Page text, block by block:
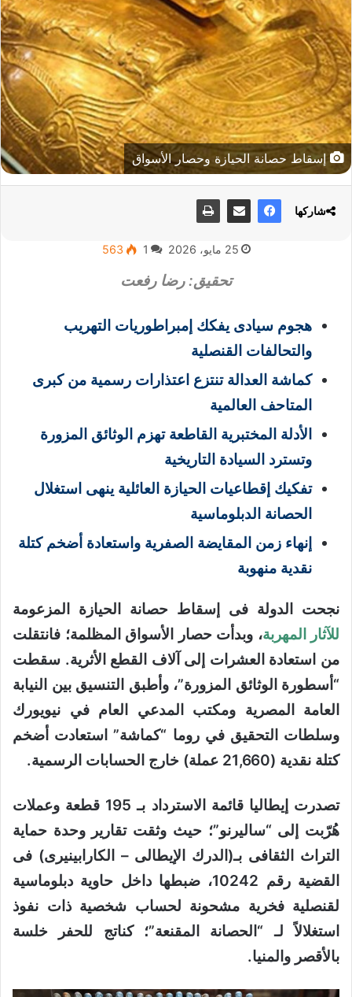
إسقاط حصانة الحيازة وحصار الأسواق
25 مايو، 2026 1
563
تحقيق: رضا رفعت
هجوم سيادى يفكك إمبراطوريات التهريب
والتحالفات القنصلية
كماشة العدالةتنتزع اعتذارات رسمية من كبرى
المتاحف العالمية
الأدلة المختبرية القاطعة تهزم الوثائق المزورة
وتسترد السيادة التاريخية
تفكيك إقطاعيات الحيازة العائلية ينهى استغلال
الحصانة الدبلوماسية
إنهاء زمن المقايضة الصفرية واستعادة أضخم كتلة
نقدية منهوبة
نجحت الدولة فى إسقاط حصانة الحيازة المزعومة
للآثار المهربة، وبدأت حصار الأسواق المظلمة؛ فانتقلت
من استعادة العشرات إلى آلاف القطع الأثرية. سقطت
“أسطورة الوثائق المزورة”، وأطبق التنسيق بين النيابة
العامة المصرية ومكتب المدعي العام في نيويورك
وسلطات التحقيق في روما “كماشة” استعادت أضخم
كتلة نقدية (21,660 عملة) خارج الحسابات الرسمية.
تصدرت إيطاليا قائمة الاسترداد بـ 195 قطعة وعملات
هُرّبت إلى “ساليرنو”؛ حيث وثقت تقارير وحدة حماية
التراث الثقافى بـ(الدرك الإيطالى – الكارابينيرى) فى
القضية رقم 10242، ضبطها داخل حاوية دبلوماسية
لقنصلية فخرية مشحونة لحساب شخصية ذات نفوذ
استغلالاً لـ “الحصانة المقنعة”؛ كناتج للحفر خلسة
بالأقصر والمنيا.
شاركها